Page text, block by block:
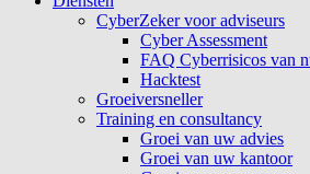
CyberZeker voor adviseurs
Cyber Assessment
FAQ Cyberrisicos van
Hacktest
Groeiversneller
Training en consultancy
Groei van uw advies
Groei van uw kantoor